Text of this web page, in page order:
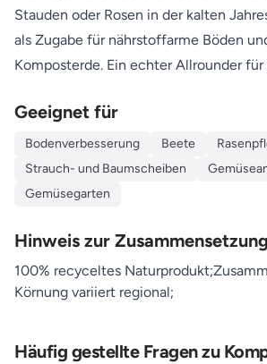
Stauden oder Rosen in der kalten
als Zugabe für nährstoffarme Böden
Komposterde. Ein echter Allrounder
Geeignet für
Bodenverbesserung Beete
Strauch- und Baumscheiben
Gemüsegarten
Hinweis zur Zusammensetzung
100% recyceltes
Körnung variiert regional;
Häufig gestellte Fragen zu